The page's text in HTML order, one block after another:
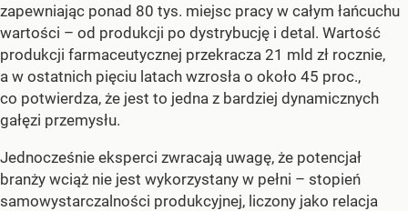
zapewniając ponad 80 tys. miejsc pracy w całym łańcuchu
wartości – od produkcji po dystrybucję i detal. Wartość
produkcji farmaceutycznej przekracza 21 mld zł rocznie,
a w ostatnich pięciu latach wzrosła o około 45 proc.,
co potwierdza, że jest to jedna z bardziej dynamicznych
gałęzi przemysłu.
Jednocześnie eksperci zwracają uwagę, że potencjał
branży wciąż nie jest wykorzystany w pełni – stopień
samowystarczalności produkcyjnej, liczony jako relacja